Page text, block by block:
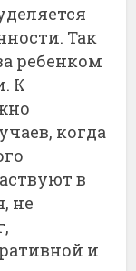
Так
ребенком
К
когда
в
не
и